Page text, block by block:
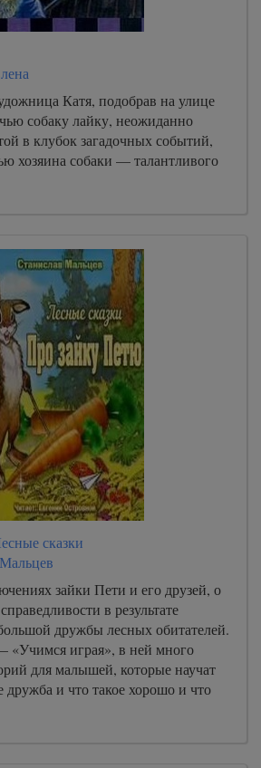
Катя, подобрав на улице
собаку лайку, неожиданно
в клубок загадочных событий,
хозяина собаки — талантливого
сказки
зайки Пети и его друзей, о
в результате
дружбы лесных обитателей.
играя», в ней много
для малышей, которые научат
дружба и что такое хорошо и что